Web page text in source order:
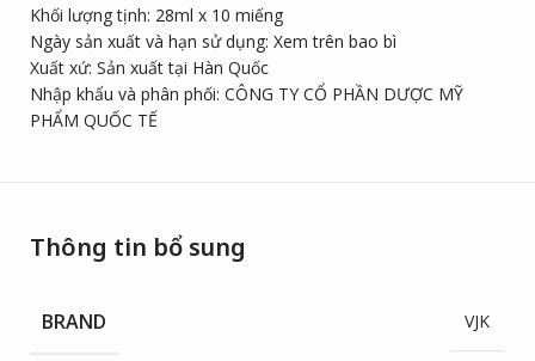
Khối lượng tịnh: 28ml x 10 miếng
Ngày sản xuất và hạn sử dụng: Xem trên bao bì
Xuất xứ: Sản xuất tại Hàn Quốc
Nhập khẩu và phân phối: CÔNG TY CỔ PHẦN DƯỢC MỸ
PHẨM QUỐC TẾ
Thông tin bổ sung
BRAND VJK